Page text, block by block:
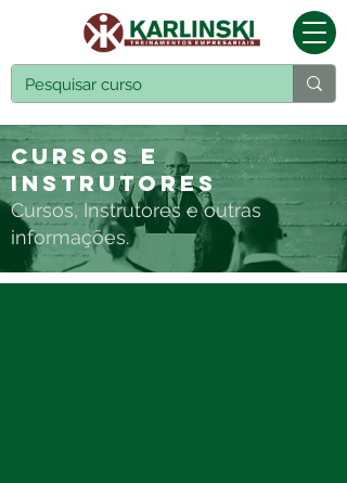
Cursos e
Instrutores
Cursos, Instrutores e outras
informações.